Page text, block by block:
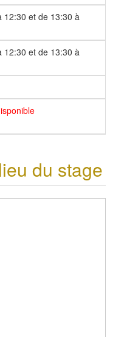
12:30 et de 13:30 à
12:30 et de 13:30 à
du stage